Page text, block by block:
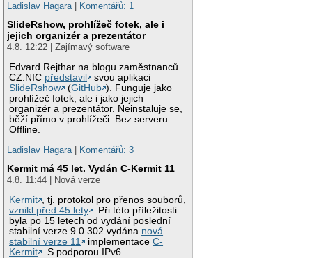
Ladislav Hagara| Komentářů: 1
SlideRshow, prohlížeč fotek, ale i
jejich organizér a prezentátor
4.8. 12:22 | Zajímavý software
Edvard Rejthar na blogu zaměstnanců
CZ.NIC představil
svou aplikaci
SlideRshow
(GitHub ). Funguje jako
prohlížeč fotek, ale i jako jejich
organizér a prezentátor. Neinstaluje se,
běží přímo v prohlížeči. Bez serveru.
Offline.
Ladislav Hagara| Komentářů: 3
Kermit má 45 let. Vydán C-Kermit 11
4.8. 11:44 | Nová verze
Kermit
, tj. protokol pro přenos souborů,
vznikl před 45 lety
. Při této příležitosti
byla po 15 letech od vydání poslední
stabilní verze 9.0.302 vydána nová
stabilní verze 11
implementaceC-
Kermit
. S podporou IPv6.